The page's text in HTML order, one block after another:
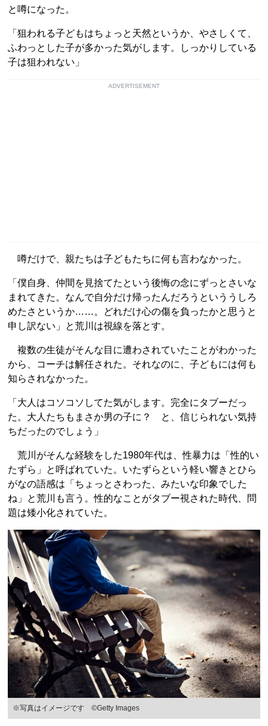
と噂になった。
「狙われる子どもはちょっと天然というか、やさしくて、
ふわっとした子が多かった気がします。しっかりしている
子は狙われない」
ADVERTISEMENT
噂だけで、親たちは子どもたちに何も言わなかった。
「僕自身、仲間を見捨てたという後悔の念にずっとさいな
まれてきた。なんで自分だけ帰ったんだろうといううしろ
めたさというか……。どれだけ心の傷を負ったかと思うと
申し訳ない」と荒川は視線を落とす。
複数の生徒がそんな目に遭わされていたことがわかった
から、コーチは解任された。それなのに、子どもには何も
知らされなかった。
「大人はコソコソしてた気がします。完全にタブーだっ
た。大人たちもまさか男の子に？ と、信じられない気持
ちだったのでしょう」
荒川がそんな経験をした1980年代は、性暴力は「性的い
たずら」と呼ばれていた。いたずらという軽い響きとひら
がなの語感は「ちょっとさわった、みたいな印象でした
ね」と荒川も言う。性的なことがタブー視された時代、問
題は矮小化されていた。
※写真はイメージです ©Getty Images